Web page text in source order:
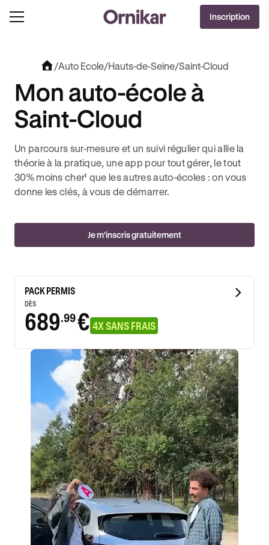
OFFRE EXCLUSIVE
JUSQU’À 170€ OFFERTS AVEC
J'EN PROFITE !
Inscription
/Auto Ecole/Hauts-de-Seine/Saint-Cloud
Mon auto-école à
Saint-Cloud
Un parcours sur-mesure et un suivi régulier qui allie la
théorie à la pratique, une app pour tout gérer, le tout
30% moins cher¹ que les autres auto-écoles : on vous
donne les clés, à vous de démarrer.
Je m'inscris gratuitement
PACK PERMIS
DÈS
689.99€ 4X SANS FRAIS